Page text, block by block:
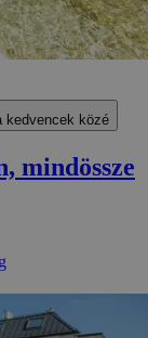
kedvencek közé
mindössze